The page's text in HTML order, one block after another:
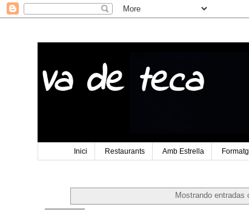
Va de teca
Inici Restaurants Amb Estrella
Mostrando entradas